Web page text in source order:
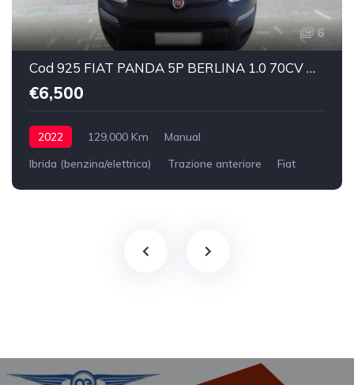
6
Cod 925 FIAT PANDA 5P BERLINA 1.0 70CV HYBRID EURO 6D VAN 2 P. POP
€6,500
2022 129,000 Km
Manual
Ibrida (benzina/elettrica)
Trazione anteriore Fiat